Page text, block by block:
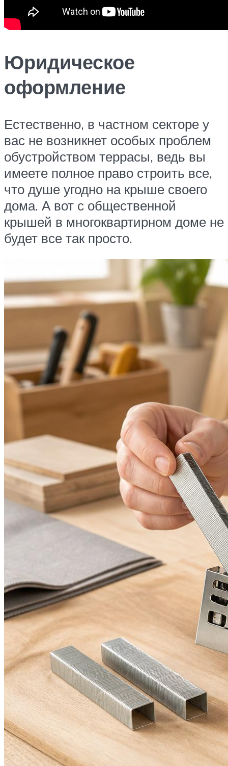
Юридическое
оформление
Естественно, в частном секторе у
вас не возникнет особых проблем
обустройством террасы, ведь вы
имеете полное право строить все,
что душе угодно на крыше своего
дома. А вот с общественной
крышей в многоквартирном доме не
будет все так просто.